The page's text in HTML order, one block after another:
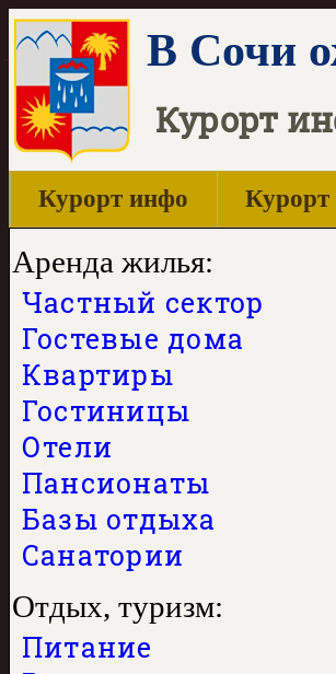
В Сочи
Курорт
Курорт инфо
Аренда жилья:
Частный сектор
Гостевые дома
Квартиры
Гостиницы
Отели
Пансионаты
Базы отдыха
Санатории
Отдых, туризм:
Питание